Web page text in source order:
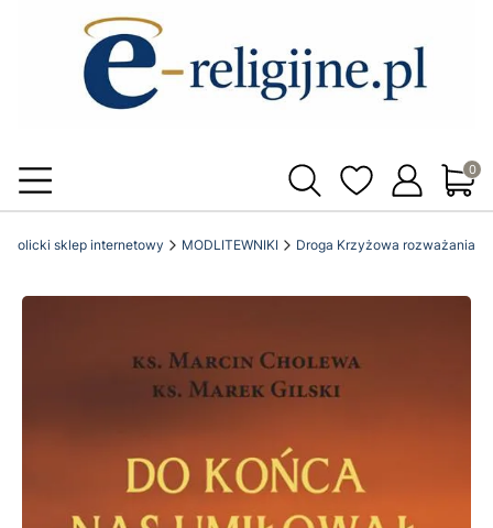
sklep internetowy MODLITEWNIKI Droga Krzyżowa rozważania